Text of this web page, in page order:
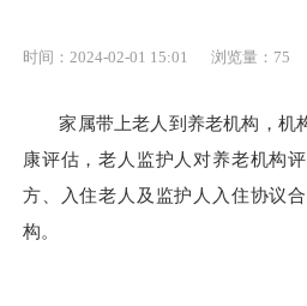
时间：2024-02-01 15:01 浏览量： 75
家属带上老人到养老机构，机
康评估，老人监护人对养老机构
方、入住老人及监护人入住协议
构。